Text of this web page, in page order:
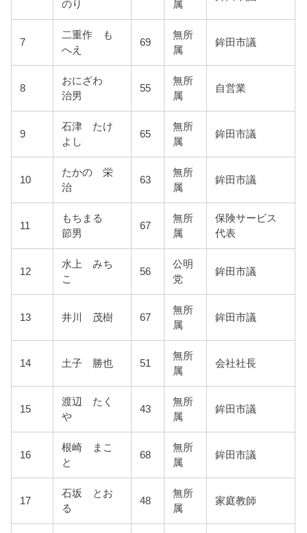
のり
属
7
二重作 も
へえ
69
無所
属
鉾田市議
8
おにざわ
治男
55
無所
属
自営業
9
石津 たけ
よし
65
無所
属
鉾田市議
10
たかの 栄
治
63
無所
属
鉾田市議
11
もちまる
節男
67
無所
属
保険サービス
代表
12
水上 みち
こ
56
公明
党
鉾田市議
13 井川 茂樹 67
無所
属
鉾田市議
14 土子 勝也 51
無所
属
会社社長
15
渡辺 たく
や
43
無所
属
鉾田市議
16
根崎 まこ
と
68
無所
属
鉾田市議
17
石坂 とお
る
48
無所
属
家庭教師